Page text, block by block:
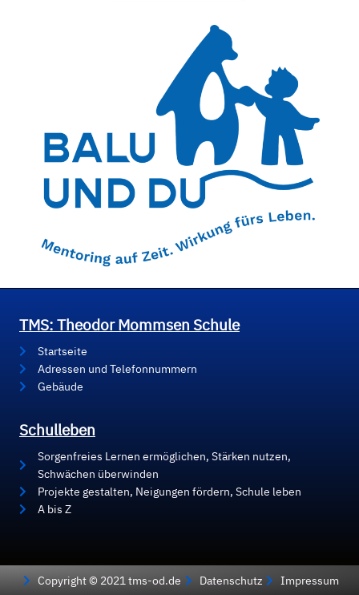
TMS: Theodor Mommsen Schule
Startseite
Adressen und Telefonnummern
Gebäude
Schulleben
Sorgenfreies Lernen ermöglichen, Stärken nutzen,
Schwächen überwinden
Projekte gestalten, Neigungen fördern, Schule leben
A bis Z
Copyright © 2021 tms-od.de Datenschutz Impressum